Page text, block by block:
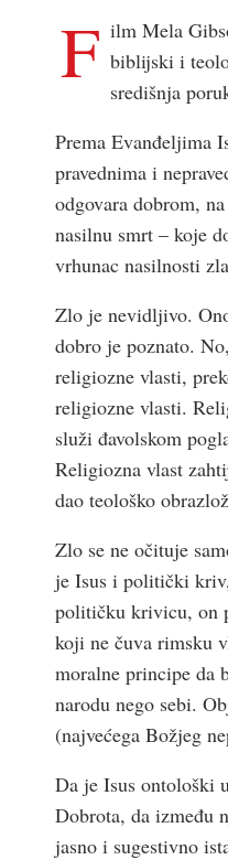
F ilm Mela
biblijski i
središnja
Prema Evanđeljima
pravednima i
odgovara dobrom,
nasilnu smrt – koje
vrhunac nasilnosti
Zlo je nevidljivo.
dobro je poznato.
religiozne vlasti,
religiozne vlasti.
služi đavolskom
Religiozna vlast
dao teološko
Zlo se ne očituje
je Isus i politički
političku krivicu, on
koji ne čuva rimsku
moralne principe da
narodu nego sebi.
(najvećega Božjeg
Da je Isus ontološki
Dobrota, da između
jasno i sugestivno